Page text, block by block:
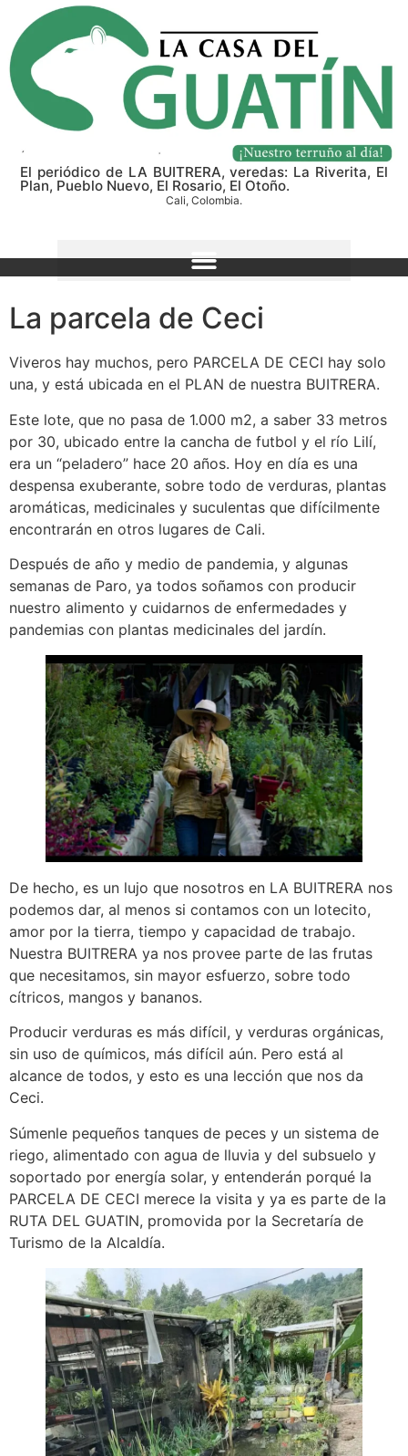
El periódico de LA BUITRERA, veredas: La Riverita, El
Plan, Pueblo Nuevo, El Rosario, El Otoño.
Cali, Colombia.
La parcela de Ceci
Viveros hay muchos, pero PARCELA DE CECI hay solo
una, y está ubicada en el PLAN de nuestra BUITRERA.
Este lote, que no pasa de 1.000 m2, a saber 33 metros
por 30, ubicado entre la cancha de futbol y el río Lilí,
era un “peladero” hace 20 años. Hoy en día es una
despensa exuberante, sobre todo de verduras, plantas
aromáticas, medicinales y suculentas que difícilmente
encontrarán en otros lugares de Cali.
Después de año y medio de pandemia, y algunas
semanas de Paro, ya todos soñamos con producir
nuestro alimento y cuidarnos de enfermedades y
pandemias con plantas medicinales del jardín.
De hecho, es un lujo que nosotros en LA BUITRERA nos
podemos dar, al menos si contamos con un lotecito,
amor por la tierra, tiempo y capacidad de trabajo.
Nuestra BUITRERA ya nos provee parte de las frutas
que necesitamos, sin mayor esfuerzo, sobre todo
cítricos, mangos y bananos.
Producir verduras es más difícil, y verduras orgánicas,
sin uso de químicos, más difícil aún. Pero está al
alcance de todos, y esto es una lección que nos da
Ceci.
Súmenle pequeños tanques de peces y un sistema de
riego, alimentado con agua de lluvia y del subsuelo y
soportado por energía solar, y entenderán porqué la
PARCELA DE CECI merece la visita y ya es parte de la
RUTA DEL GUATIN, promovida por la Secretaría de
Turismo de la Alcaldía.